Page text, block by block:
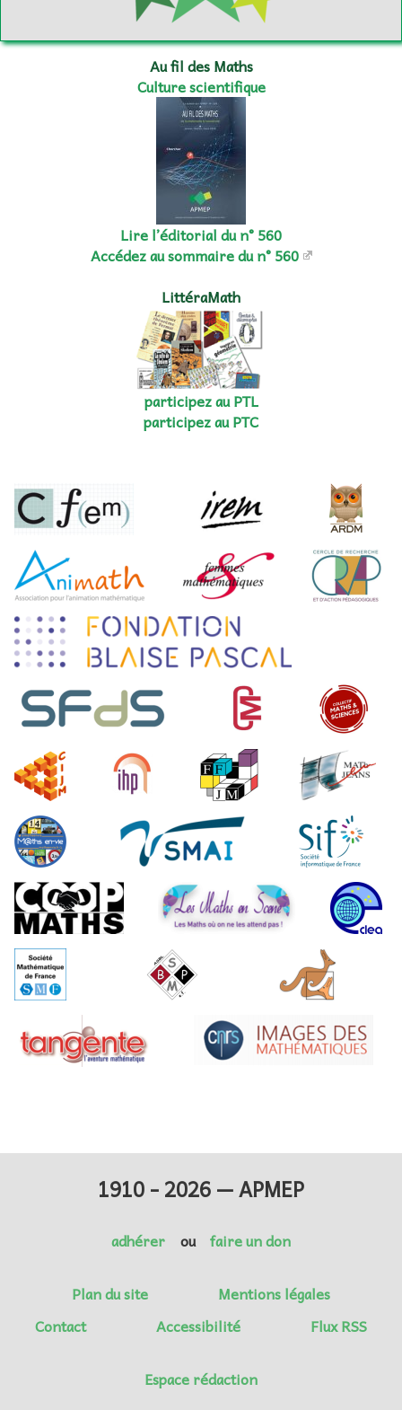
Au fil des Maths
Culture scientifique
Lire l’éditorial du n° 560
Accédez au sommaire du n° 560
LittéraMath
participez au PTL
participez au PTC
1910 - 2026 — APMEP
adhérer ou faire un don
Plan du site
Mentions légales
Contact
Accessibilité Flux RSS
Espace rédaction